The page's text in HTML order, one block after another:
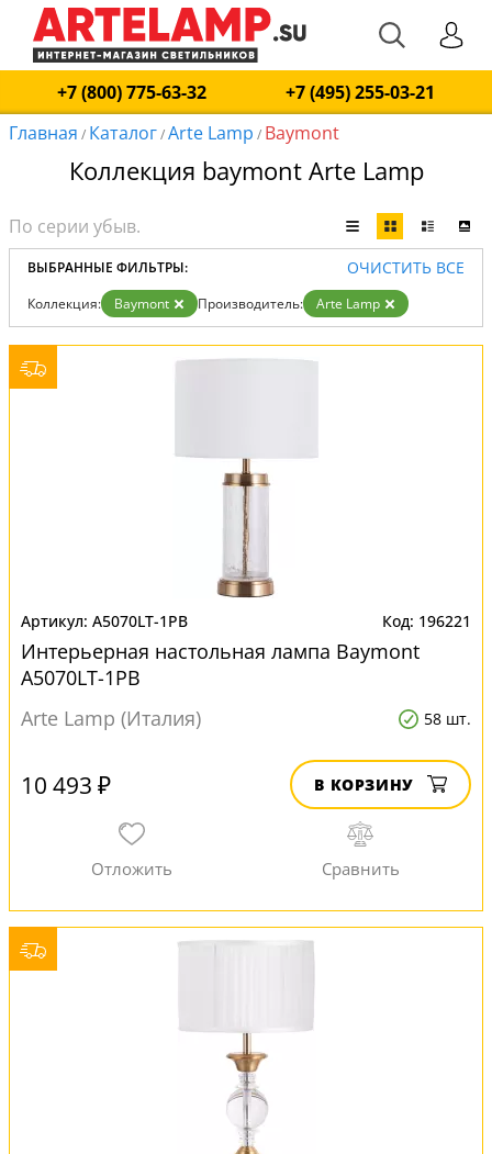
+7 (800) 775-63-32
+7 (495) 255-03-21
Главная / Каталог/Arte Lamp / Baymont
Коллекция baymont Arte Lamp
ВЫБРАННЫЕ ФИЛЬТРЫ: ОЧИСТИТЬ ВСЕ
Коллекция: Baymont Производитель: Arte Lamp
A5070LT-1PB 196221
Интерьерная настольная лампа Baymont
A5070LT-1PB
Arte Lamp (Италия)
58 шт.
10 493 ₽ В КОРЗИНУ